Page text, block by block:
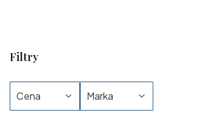
Filtry
Cena Marka